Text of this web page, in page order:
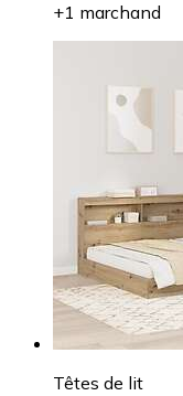
+1 marchand
Têtes de lit